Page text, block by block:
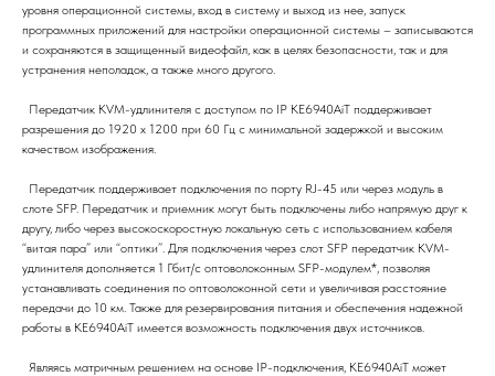
уровня операционной системы, вход в систему и выход из нее, запуск
программных приложений для настройки операционной системы – записываются
и сохраняются в защищенный видеофайл, как в целях безопасности, так и для
устранения неполадок, а также много другого.
Передатчик KVM-удлинителя с доступом по IP KE6940AiT поддерживает
разрешения до 1920 x 1200 при 60 Гц с минимальной задержкой и высоким
качеством изображения.
Передатчик поддерживает подключения по порту RJ-45 или через модуль в
слоте SFP. Передатчик и приемник могут быть подключены либо напрямую друг к
другу, либо через высокоскоростную локальную сеть с использованием кабеля
“витая пара” или “оптики”. Для подключения через слот SFP передатчик KVM-
удлинителя дополняется 1 Гбит/с оптоволоконным SFP-модулем*, позволяя
устанавливать соединения по оптоволоконной сети и увеличивая расстояние
передачи до 10 км. Также для резервирования питания и обеспечения надежной
работы в KE6940AiT имеется возможность подключения двух источников.
Являясь матричным решением на основе IP-подключения, KE6940AiT может